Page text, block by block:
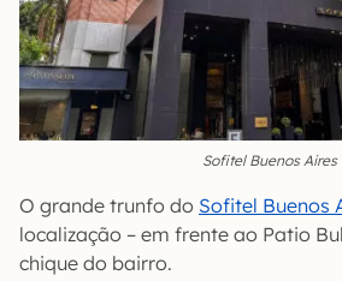
Sofitel Buenos Aires
O grande trunfo do Sofitel Buenos
localização – em frente ao Patio
chique do bairro.